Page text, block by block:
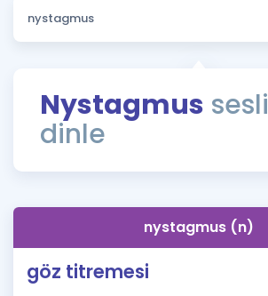
Puan Hesaplama
ÖSYM Sınav Takvimi
Kampanyalar
İngilizce Gramer
Nystagmus sesli
dinle
nystagmus (n)
göz titremesi